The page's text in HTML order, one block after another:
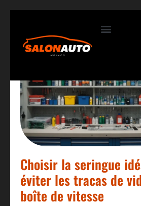
Choisir la seringue
éviter les tracas de
boîte de vitesse